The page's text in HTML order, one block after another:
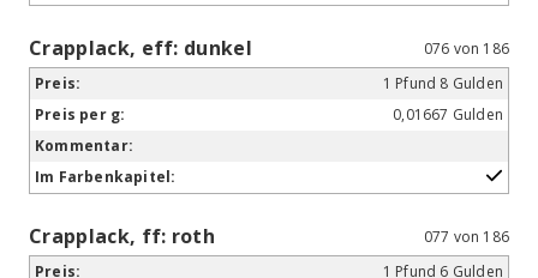
Crapplack, eff: dunkel
076 von 186
1 Pfund 8 Gulden
0,01667 Gulden
Crapplack, ff: roth
077 von 186
1 Pfund 6 Gulden